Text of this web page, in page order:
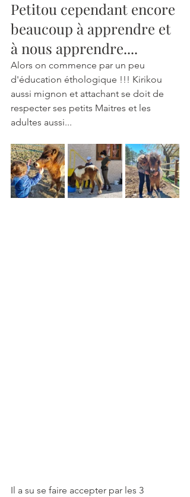
Petitou cependant encore
beaucoup à apprendre et
à nous apprendre....
Alors on commence par un peu
d'éducation éthologique !!! Kirikou
aussi mignon et attachant se doit de
respecter ses petits Maitres et les
adultes aussi...
Il a su se faire accepter par les 3